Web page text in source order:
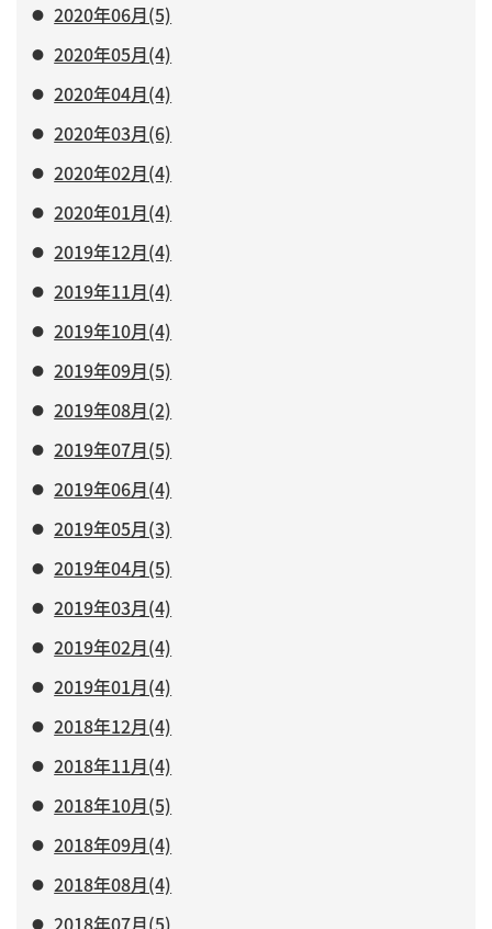
2020年06月(5)
2020年05月(4)
2020年04月(4)
2020年03月(6)
2020年02月(4)
2020年01月(4)
2019年12月(4)
2019年11月(4)
2019年10月(4)
2019年09月(5)
2019年08月(2)
2019年07月(5)
2019年06月(4)
2019年05月(3)
2019年04月(5)
2019年03月(4)
2019年02月(4)
2019年01月(4)
2018年12月(4)
2018年11月(4)
2018年10月(5)
2018年09月(4)
2018年08月(4)
2018年07月(5)